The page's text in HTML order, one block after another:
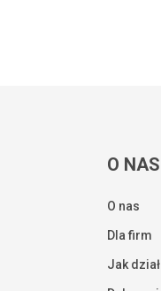
O NAS
O nas
Dla firm
Jak